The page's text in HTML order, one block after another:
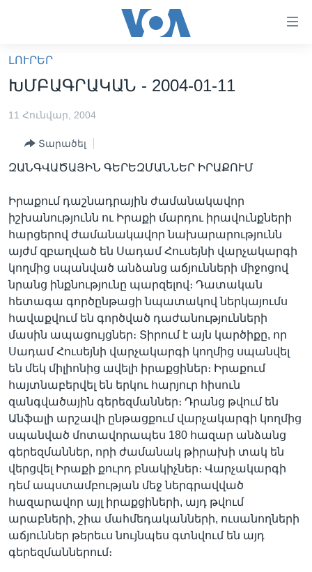
հիմնական
բովանդակությանը
հիմնական
բովանդակությանը
հիմնական
բովանդակություն
ՍՓՅՈՒՌՔ
ՏԵՍԱՆՅՈՒԹԵՐ
ՖԻԼՄԵՐ
ՖԻԼՄԵՐ
IN ENGLISH
ՄԵՐ ՄԱՍԻՆ
ՄԵՐ ՄԱՍԻՆ
«ԱՄԵՐԻԿԱՅԻ ՁԱՅՆ»-Ի ԿԱՆՈՆԱԴՐՈՒԹՅՈՒՆ
ԿԱՊ ՄԵԶ ՀԵՏ
ՈՒԿՐԱԻՆԱԿԱՆ ՊԱՏԵՐԱԶՄ
Learning English
ՀԵՏԵՒԵՔ ՄԵԶ
Լեզուներ
ԼՈՒՐԵՐ
ԽՄԲԱԳՐԱԿԱՆ - 2004-01-11
11 Հունվար, 2004
Տարածել
ԶԱՆԳՎԱԾԱՅԻՆ ԳԵՐԵԶՄԱՆՆԵՐ ԻՐԱՔՈՒՄ
Իրաքում դաշնադրային ժամանակավոր
իշխանությունն ու Իրաքի մարդու իրավունքների
հարցերով ժամանակավոր նախարարությունն
այժմ զբաղված են Սադամ Հուսեյնի վարչակարգի
կողմից սպանված անձանց աճյունների միջոցով
նրանց ինքնությունը պարզելով։ Դատական
հետագա գործընթացի նպատակով ներկայումս
հավաքվում են գործված դաժանությունների
մասին ապացույցներ։ Տիրում է այն կարծիքը, որ
Սադամ Հուսեյնի վարչակարգի կողմից սպանվել
են մեկ միլիոնից ավելի իրաքցիներ։ Իրաքում
հայտնաբերվել են երկու հարյուր հիսուն
զանգվածային գերեզմաններ։ Դրանց թվում են
Անֆալի արշավի ընթացքում վարչակարգի կողմից
սպանված մոտավորապես 180 հազար անձանց
գերեզմաններ, որի ժամանակ թիրախի տակ են
վերցվել Իրաքի քուրդ բնակիչներ։ Վարչակարգի
դեմ ապստամբության մեջ ներգրավված
հազարավոր այլ իրաքցիների, այդ թվում
արաբների, շիա մահմեդականների, ուսանողների
աճյուններ թերեւս նույնպես գտնվում են այդ
գերեզմաններում։